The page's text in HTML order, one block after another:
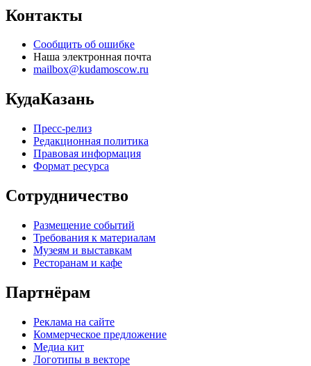
Контакты
Сообщить об ошибке
Наша электронная почта
mailbox@kudamoscow.ru
КудаКазань
Пресс-релиз
Редакционная политика
Правовая информация
Формат ресурса
Сотрудничество
Размещение событий
Требования к материалам
Музеям и выставкам
Ресторанам и кафе
Партнёрам
Реклама на сайте
Коммерческое предложение
Медиа кит
Логотипы в векторе